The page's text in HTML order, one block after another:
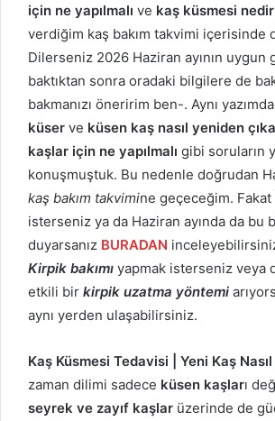
için ne yapılmalı ve kaş küsmesi nedir
verdiğim kaş bakım takvimi içerisinde
Dilerseniz 2026 Haziran ayının uygun
baktıktan sonra oradaki bilgilere de
bakmanızı öneririm ben-. Aynı yazımda
küser ve küsen kaş nasıl yeniden
kaşlar için ne yapılmalı gibi soruların
konuşmuştuk. Bu nedenle doğrudan
kaş bakım takvimine geçeceğim. Fakat
isterseniz ya da Haziran ayında da bu
duyarsanız BURADAN
Kirpik bakımı yapmak isterseniz veya
etkili bir kirpik uzatma yöntemi
aynı yerden ulaşabilirsiniz.
Kaş Küsmesi Tedavisi | Yeni Kaş Nasıl
zaman dilimi sadece küsen kaşları
seyrek ve zayıf kaşlar üzerinde de